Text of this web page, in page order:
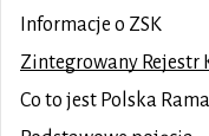
Informacje o ZSK
Zintegrowany Rejestr
Co to jest Polska